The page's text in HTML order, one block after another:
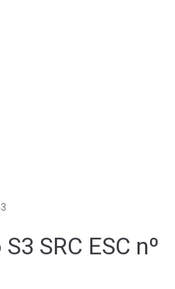
SRC ESC nº